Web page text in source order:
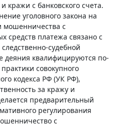
кражи с банковского счета.
уголовного закона на
мошенничества с
средств платежа связано с
судебной
деяния квалифицируются по-
совокупного
кодекса РФ (УК РФ),
за кражу и
предварительный
регулирования
с